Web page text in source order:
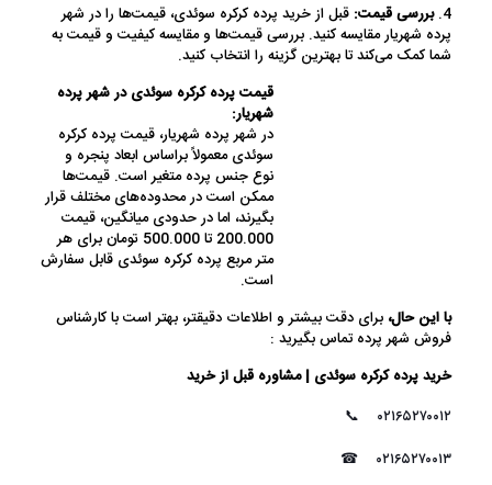
4. بررسی قیمت: قبل از خرید پرده کرکره سوئدی، قیمت‌ها را در شهر
پرده شهریار مقایسه کنید. بررسی قیمت‌ها و مقایسه کیفیت و قیمت به
شما کمک می‌کند تا بهترین گزینه را انتخاب کنید.
قیمت پرده کرکره سوئدی در شهر پرده
شهریار:
در شهر پرده شهریار، قیمت پرده کرکره
سوئدی معمولاً براساس ابعاد پنجره و
نوع جنس پرده متغیر است. قیمت‌ها
ممکن است در محدوده‌های مختلف قرار
بگیرند، اما در حدودی میانگین، قیمت
200.000 تا 500.000 تومان برای هر
متر مربع پرده کرکره سوئدی قابل سفارش
است.
با این حال، برای دقت بیشتر و اطلاعات دقیقتر، بهتر است با کارشناس
فروش شهر پرده تماس بگیرید :
خرید پرده کرکره سوئدی | مشاوره قبل از خرید
۰۲۱۶۵۲۷۰۰۱۲ 📞
۰۲۱۶۵۲۷۰۰۱۳ ☎